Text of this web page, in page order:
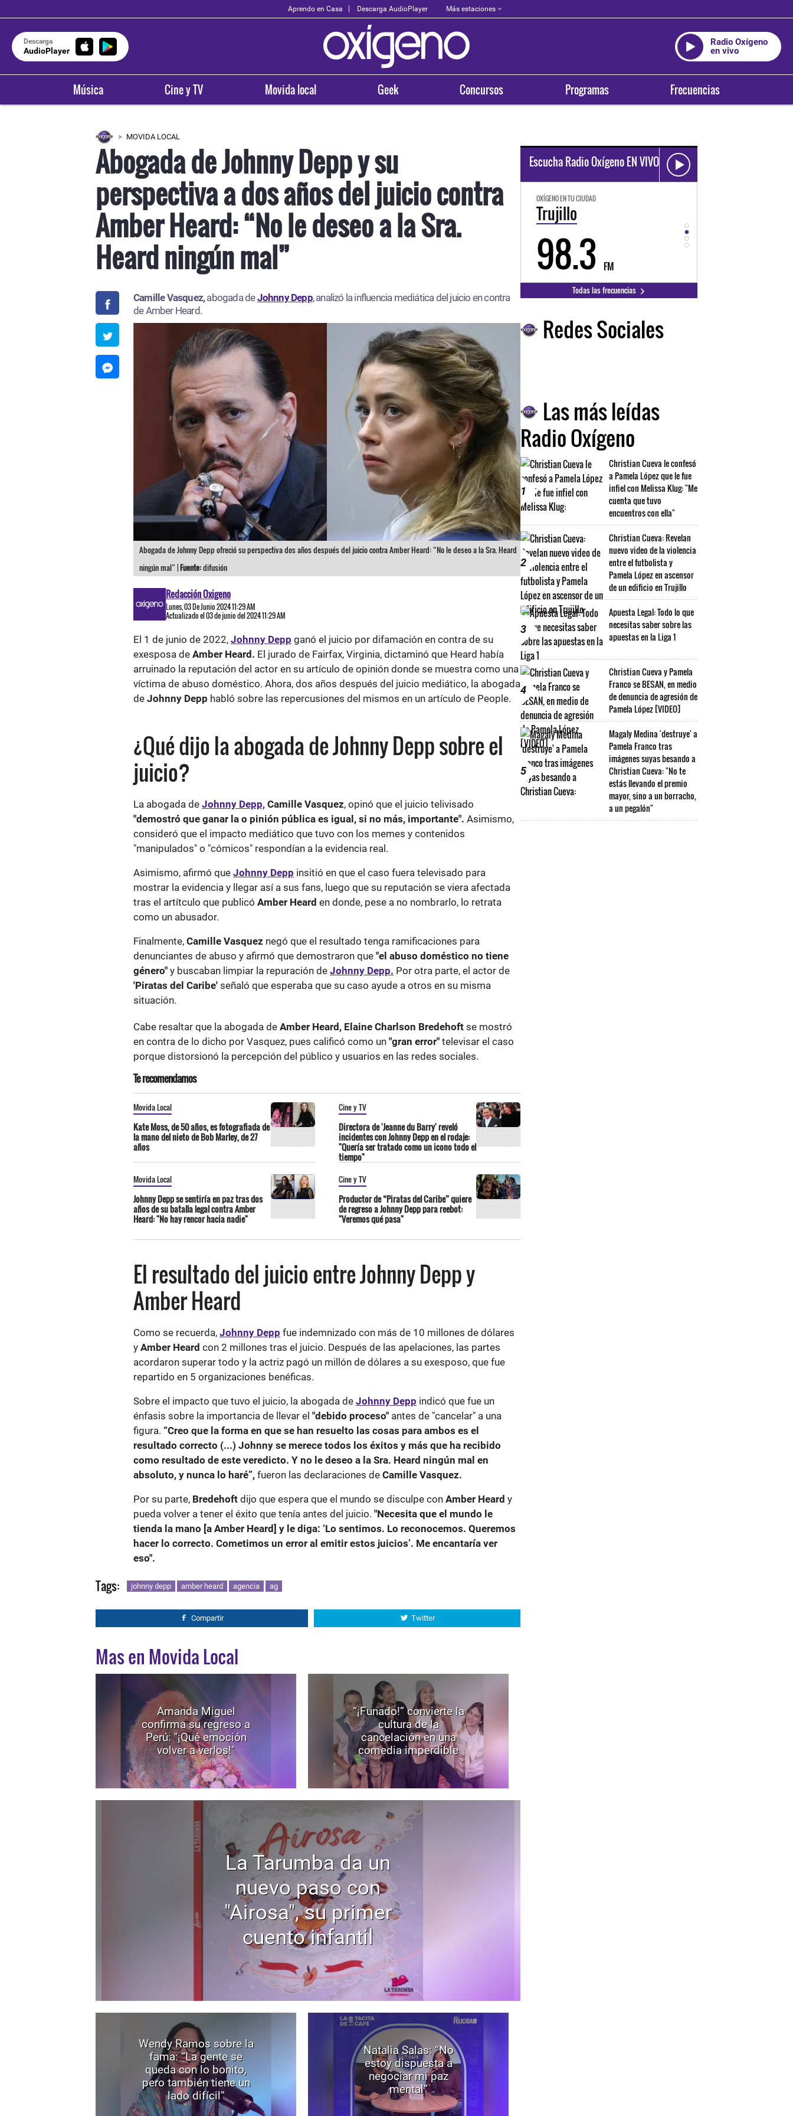
Aprendo en Casa Descarga AudioPlayer Más estaciones
Descarga
AudioPlayer
Radio Oxígeno
en vivo
Música Cine y TV Movida local Geek Concursos Programas Frecuencias
MOVIDA LOCAL
Abogada de Johnny Depp y su
perspectiva a dos años del juicio contra
Amber Heard: “No le deseo a la Sra.
Heard ningún mal”
Camille Vasquez,abogada deJohnny Depp, analizó la influencia mediática del juicio en contra
de Amber Heard.
Abogada de Johnny Depp ofreció su perspectiva dos años después del juicio contra Amber Heard: “No le deseo a la Sra. Heard
ningún mal” |Fuente:difusión
Redacción Oxigeno
Lunes, 03 De Junio 2024 11:29 AM
Actualizado el 03 de junio del 2024 11:29 AM
El 1 de junio de 2022, Johnny Depp ganó el juicio por difamación en contra de su
exesposa de Amber Heard. El jurado de Fairfax, Virginia, dictaminó que Heard había
arruinado la reputación del actor en su artículo de opinión donde se muestra como una
víctima de abuso doméstico. Ahora, dos años después del juicio mediático, la abogada
de Johnny Depp habló sobre las repercusiones del mismos en un artículo de People.
¿Qué dijo la abogada de Johnny Depp sobre el
juicio?
La abogada de Johnny Depp, Camille Vasquez, opinó que el juicio telivisado
"demostró que ganar la o pinión pública es igual, si no más, importante". Asimismo,
consideró que el impacto mediático que tuvo con los memes y contenidos
"manipulados" o "cómicos" respondían a la evidencia real.
Asimismo, afirmó que Johnny Depp insitió en que el caso fuera televisado para
mostrar la evidencia y llegar así a sus fans, luego que su reputación se viera afectada
tras el artítculo que publicó Amber Heard en donde, pese a no nombrarlo, lo retrata
como un abusador.
Finalmente, Camille Vasquez negó que el resultado tenga ramificaciones para
denunciantes de abuso y afirmó que demostraron que "el abuso doméstico no tiene
género" y buscaban limpiar la repuración de Johnny Depp. Por otra parte, el actor de
'Piratas del Caribe' señaló que esperaba que su caso ayude a otros en su misma
situación.
Cabe resaltar que la abogada de Amber Heard, Elaine Charlson Bredehoft se mostró
en contra de lo dicho por Vasquez, pues calificó como un "gran error" televisar el caso
porque distorsionó la percepción del público y usuarios en las redes sociales.
Te recomendamos
Movida Local
Kate Moss, de 50 años, es fotografiada de
la mano del nieto de Bob Marley, de 27
años
Cine y TV
Directora de 'Jeanne du Barry' reveló
incidentes con Johnny Depp en el rodaje:
"Quería ser tratado como un icono todo el
tiempo"
Movida Local
Johnny Depp se sentiría en paz tras dos
años de su batalla legal contra Amber
Heard: "No hay rencor hacia nadie"
Cine y TV
Productor de “Piratas del Caribe” quiere
de regreso a Johnny Depp para reebot:
"Veremos qué pasa"
El resultado del juicio entre Johnny Depp y
Amber Heard
Como se recuerda, Johnny Depp fue indemnizado con más de 10 millones de dólares
y Amber Heard con 2 millones tras el juicio. Después de las apelaciones, las partes
acordaron superar todo y la actriz pagó un millón de dólares a su exesposo, que fue
repartido en 5 organizaciones benéficas.
Sobre el impacto que tuvo el juicio, la abogada de Johnny Depp indicó que fue un
énfasis sobre la importancia de llevar el "debido proceso" antes de "cancelar" a una
figura. “Creo que la forma en que se han resuelto las cosas para ambos es el
resultado correcto (...) Johnny se merece todos los éxitos y más que ha recibido
como resultado de este veredicto. Y no le deseo a la Sra. Heard ningún mal en
absoluto, y nunca lo haré”, fueron las declaraciones de Camille Vasquez.
Por su parte, Bredehoft dijo que espera que el mundo se disculpe con Amber Heard y
pueda volver a tener el éxito que tenía antes del juicio. "Necesita que el mundo le
tienda la mano [a Amber Heard] y le diga: ‘Lo sentimos. Lo reconocemos. Queremos
hacer lo correcto. Cometimos un error al emitir estos juicios’. Me encantaría ver
eso".
Tags: johnny depp amber heard agencia ag
Compartir Twitter
Mas en Movida Local
Amanda Miguel
confirma su regreso a
Perú: "¡Qué emoción
volver a verlos!"
“¡Funado!” convierte la
cultura de la
cancelación en una
comedia imperdible
La Tarumba da un
nuevo paso con
"Airosa", su primer
cuento infantil
Wendy Ramos sobre la
fama: “La gente se
queda con lo bonito,
pero también tiene un
lado difícil”
Natalia Salas: “No
estoy dispuesta a
negociar mi paz
mental”
Escucha Radio Oxígeno EN VIVO
OXÍGENO EN TU CIUDAD
Arequipa
93.5
OXÍGENO EN TU CIUDAD
Trujillo
98.3 FM 94.3
Todas las frecuencias
Redes Sociales
Las más leídas
Radio Oxígeno
1
Christian Cueva le confesó
a Pamela López que le fue
infiel con Melissa Klug: "Me
cuenta que tuvo
encuentros con ella"
2
Christian Cueva: Revelan
nuevo video de la violencia
entre el futbolista y
Pamela López en ascensor
de un edificio en Trujillo
3
Apuesta Legal: Todo lo que
necesitas saber sobre las
apuestas en la Liga 1
4
Christian Cueva y Pamela
Franco se BESAN, en medio
de denuncia de agresión de
Pamela López [VIDEO]
5
Magaly Medina 'destruye' a
Pamela Franco tras
imágenes suyas besando a
Christian Cueva: "No te
estás llevando el premio
mayor, sino a un borracho,
a un pegalón"